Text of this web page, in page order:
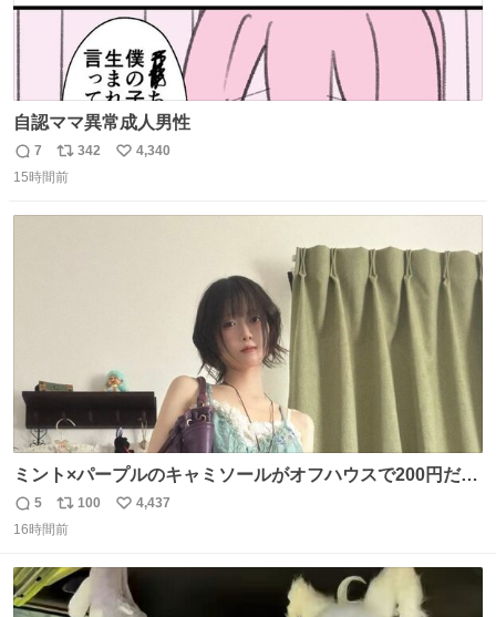
自認ママ異常成人男性
返
信
7
リ
ポ
342
い
4,340
15時間前
ミント×パープルのキャミソールがオフハウスで200円だっ
た♩
返
信
5
リ
ポ
ト
数
100
い
数
4,437
16時間前